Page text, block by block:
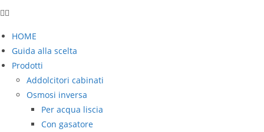
HOME
Guida alla scelta
Prodotti
Addolcitori cabinati
Osmosi inversa
Per acqua liscia
Con gasatore